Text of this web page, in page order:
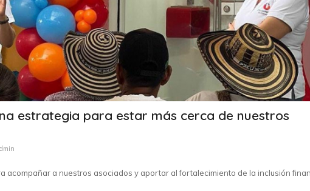
estrategia para estar más cerca de nuestros
acompañar a nuestros asociados y aportar al fortalecimiento de la inclusión